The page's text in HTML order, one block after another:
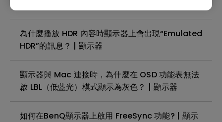
為什麼播放 HDR 內容時顯示器上會出現“Emulated
HDR”的訊息？ | 顯示器
顯示器與 Mac 連接時，為什麼在 OSD 功能表無法
啟 LBL（低藍光）模式顯示為灰色？ | 顯示器
如何在BenQ顯示器上啟用 FreeSync 功能? | 顯示